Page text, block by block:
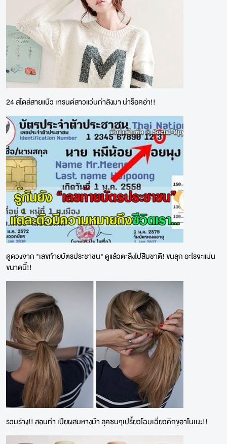
24 สไตล์สายแบ๊ว เทรนด์สาวแว่นกำลังมา น่าร็อคอ่า!!
ดูดวงจาก "เลขท้ายบัตรประชาชน" ดูแล้วตะลึงไปสิบชาติ! ขนลุก อะไรจะแม่น
ขนาดนี้!!
รวมร่าง!! สอนทำ เปียผสมหางม้า ลุคซนๆเปรี้ยวโฉบเฉี่ยวคิกขุอาโนเนะ!!